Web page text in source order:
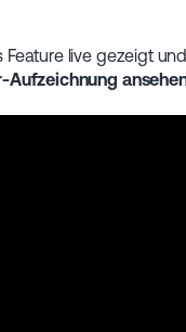
live gezeigt
Aufzeichnung